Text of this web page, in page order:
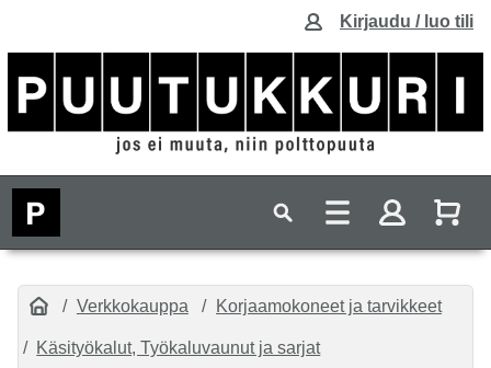
Kirjaudu / luo tili
Verkkokauppa Korjaamokoneet ja tarvikkeet
Käsityökalut, Työkaluvaunut ja sarjat